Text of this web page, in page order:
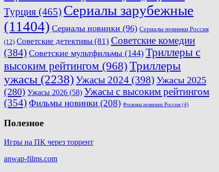
Турция (465) Сериалы зарубежные
(11404) Сериалы новинки (96) Сериалы новинки Россия
(12) Советские детективы (81) Советские комедии
(384) Советские мультфильмы (144) Триллеры с
высоким рейтингом (968) Триллеры
ужасы (2238)Ужасы 2024 (398) Ужасы 2025
(280) Ужасы 2026 (58) Ужасы с высоким рейтингом
(354) Фильмы новинки (208) Фильмы новинки Россия (4)
Полезное
Игры на ПК через торрент
anwap-films.com